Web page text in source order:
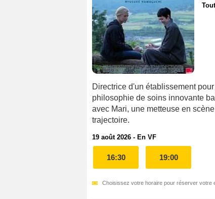
Directrice d'un établissement
philosophie de soins innovante
avec Mari, une metteuse en
trajectoire.
19 août 2026 - En VF
16:30 19:00
Choisissez votre horaire pour réserver votre